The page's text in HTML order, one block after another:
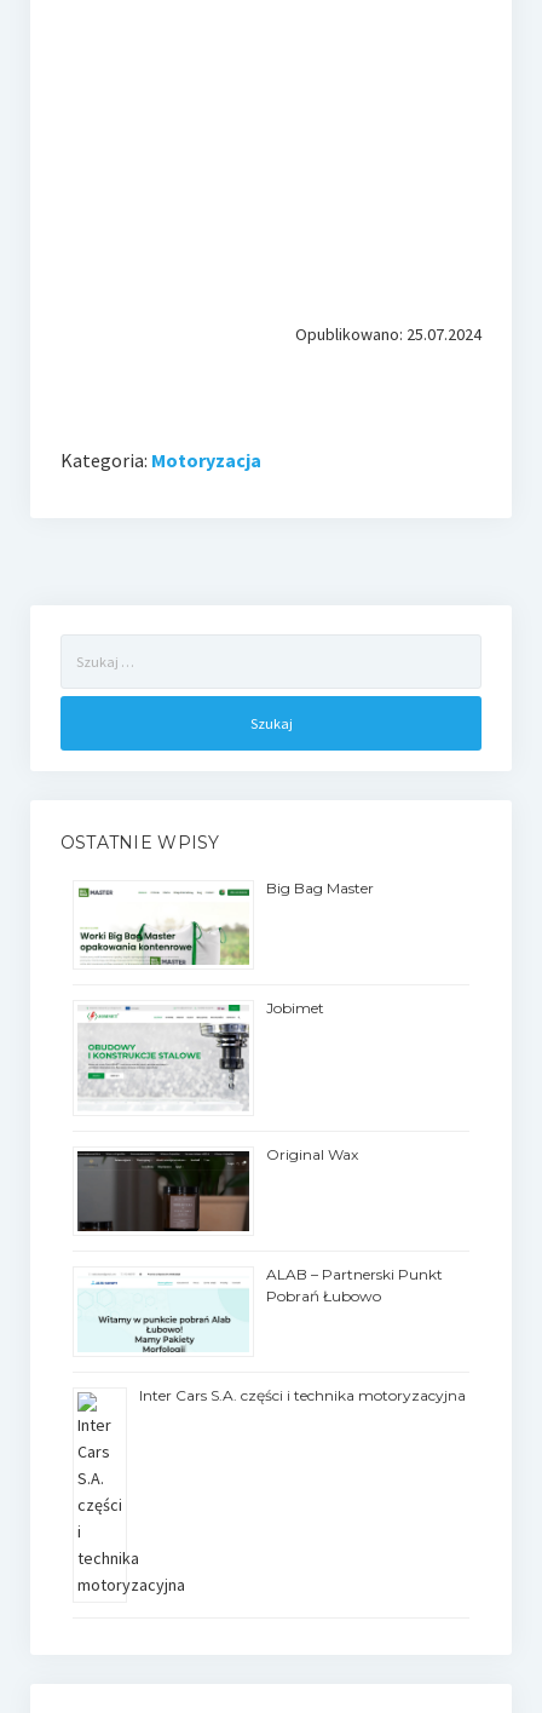
Opublikowano: 25.07.2024
Kategoria: Motoryzacja
OSTATNIE WPISY
Big Bag Master
Jobimet
Original Wax
ALAB – Partnerski Punkt
Pobrań Łubowo
Inter Cars S.A. części i technika motoryzacyjna